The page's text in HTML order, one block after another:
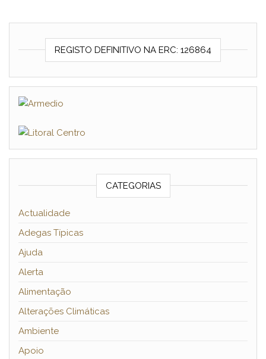
REGISTO DEFINITIVO NA ERC: 126864
CATEGORIAS
Actualidade
Adegas Típicas
Ajuda
Alerta
Alimentação
Alterações Climáticas
Ambiente
Apoio